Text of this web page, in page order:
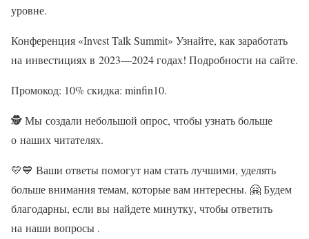
уровне.
Конференция «Invest Talk Summit» Узнайте, как заработать
на инвестициях в 2023—2024 годах! Подробности на сайте.
Промокод: 10% скидка: minfin10.
🕵️ Мы создали небольшой опрос, чтобы узнать больше
о наших читателях.
💛💙 Ваши ответы помогут нам стать лучшими, уделять
больше внимания темам, которые вам интересны. 🤗 Будем
благодарны, если вы найдете минутку, чтобы ответить
на наши вопросы .